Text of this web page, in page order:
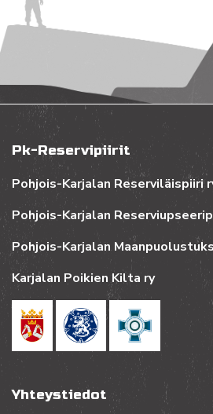
Pk-Reservipiirit
Pohjois-Karjalan Reserviläispiiri
Pohjois-Karjalan
Pohjois-Karjalan
Karjalan Poikien Kilta ry
Yhteystiedot